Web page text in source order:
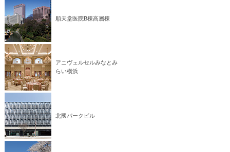
順天堂医院B棟高層棟
アニヴェルセルみなとみ
らい横浜
北國パークビル